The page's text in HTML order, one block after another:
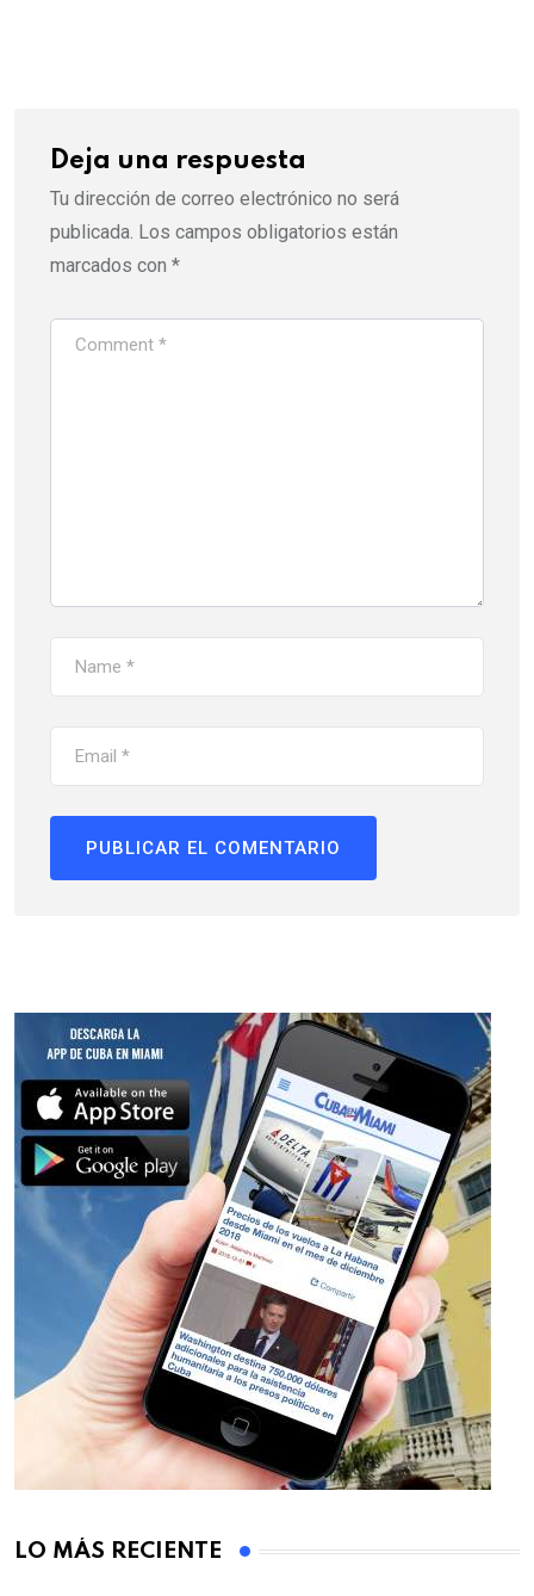
Deja una respuesta
Tu dirección de correo electrónico no será
publicada. Los campos obligatorios están
marcados con *
LO MÁS RECIENTE